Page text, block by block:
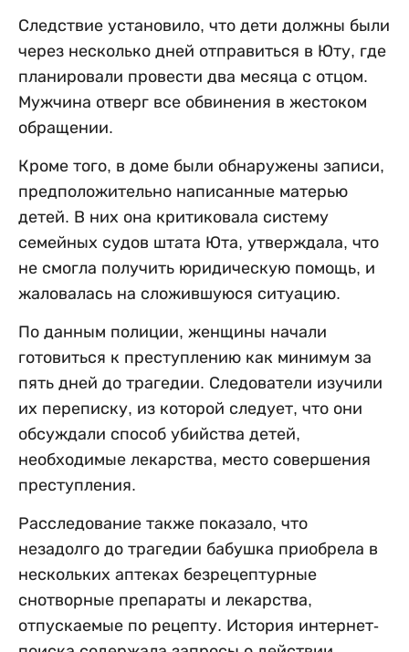
Следствие установило, что дети должны были
через несколько дней отправиться в Юту, где
планировали провести два месяца с отцом.
Мужчина отверг все обвинения в жестоком
обращении.
Кроме того, в доме были обнаружены записи,
предположительно написанные матерью
детей. В них она критиковала систему
семейных судов штата Юта, утверждала, что
не смогла получить юридическую помощь, и
жаловалась на сложившуюся ситуацию.
По данным полиции, женщины начали
готовиться к преступлению как минимум за
пять дней до трагедии. Следователи изучили
их переписку, из которой следует, что они
обсуждали способ убийства детей,
необходимые лекарства, место совершения
преступления.
Расследование также показало, что
незадолго до трагедии бабушка приобрела в
нескольких аптеках безрецептурные
снотворные препараты и лекарства,
отпускаемые по рецепту. История интернет-